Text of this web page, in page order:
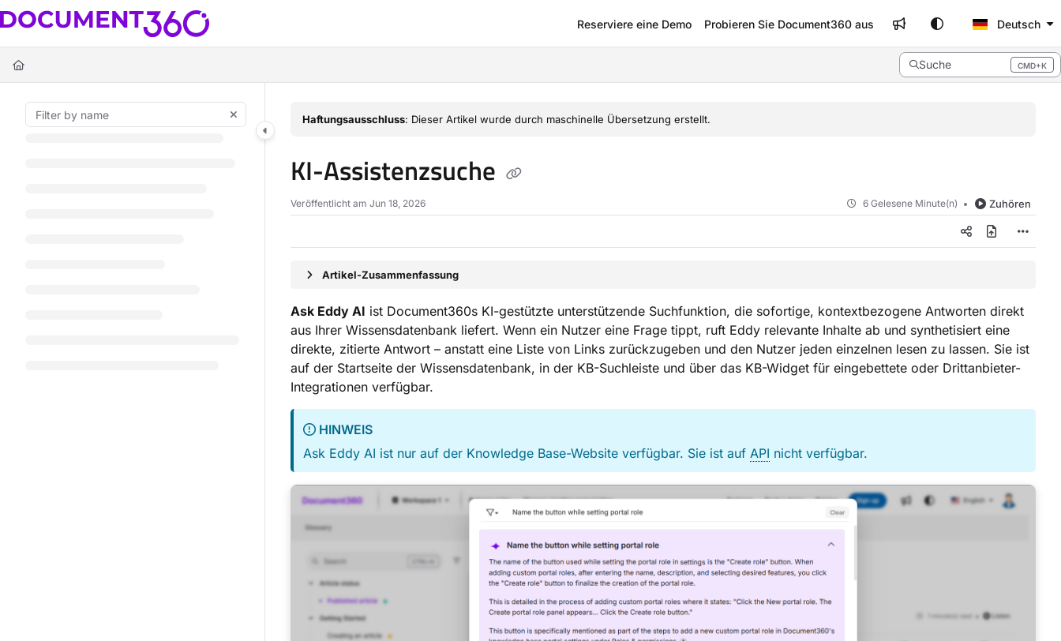
Documentation Index
Fetch the complete documentation index at:
Use this file to discover all available pages before exploring further.
Reserviere eine Demo Probieren Sie Document360 aus Deutsch
Suche CMD+K
Press CMD+K to open search
Haftungsausschluss: Dieser Artikel wurde durch maschinelle Übersetzung erstellt.
KI-Assistenzsuche
Veröffentlicht am Jun 18, 2026 6 Gelesene Minute(n) Zuhören
Artikel-Zusammenfassung
Ask Eddy AI ist Document360s KI-gestützte unterstützende Suchfunktion, die sofortige, kontextbezogene Antworten direkt
aus Ihrer Wissensdatenbank liefert. Wenn ein Nutzer eine Frage tippt, ruft Eddy relevante Inhalte ab und synthetisiert eine
direkte, zitierte Antwort – anstatt eine Liste von Links zurückzugeben und den Nutzer jeden einzelnen lesen zu lassen. Sie ist
auf der Startseite der Wissensdatenbank, in der KB-Suchleiste und über das KB-Widget für eingebettete oder Drittanbieter-
Integrationen verfügbar.
HINWEIS
Ask Eddy AI ist nur auf der Knowledge Base-Website verfügbar. Sie ist auf API nicht verfügbar.